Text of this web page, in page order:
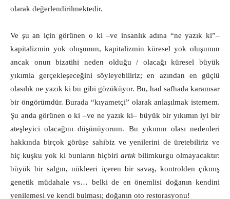
olarak değerlendirilmektedir.
Ve şu an için görünen o ki –ve insanlık adına “ne yazık ki”‒
kapitalizmin yok oluşunun, kapitalizmin küresel yok oluşunun
ancak onun bizatihi neden olduğu / olacağı küresel büyük
yıkımla gerçekleşeceğini söyleyebiliriz; en azından en güçlü
olasılık ne yazık ki bu gibi gözüküyor. Bu, had safhada karamsar
bir öngörümdür. Burada “kıyametçi” olarak anlaşılmak istemem.
Şu anda görünen o ki –ve ne yazık ki‒ büyük bir yıkımın iyi bir
ateşleyici olacağını düşünüyorum. Bu yıkımın olası nedenleri
hakkında birçok görüşe sahibiz ve yenilerini de üretebiliriz ve
hiç kuşku yok ki bunların hiçbiri artık bilimkurgu olmayacaktır:
büyük bir salgın, nükleeri içeren bir savaş, kontrolden çıkmış
genetik müdahale vs… belki de en önemlisi doğanın kendini
yenilemesi ve kendi bulması; doğanın oto restorasyonu!